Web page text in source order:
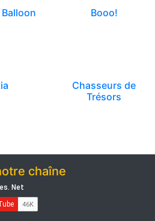
Booo!
Chasseurs de
Trésors
chaîne